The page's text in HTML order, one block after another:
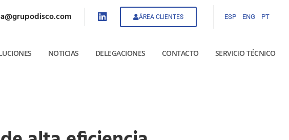
ÁREA CLIENTES ESP ENG PT
NOTICIAS DELEGACIONES CONTACTO SERVICIO TÉCNICO